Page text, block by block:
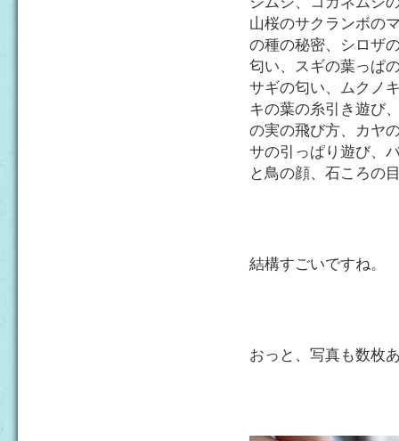
山桜のサクランボの
の種の秘密、シロザ
匂い、スギの葉っぱ
サギの匂い、ムクノ
キの葉の糸引き遊び
の実の飛び方、カヤ
サの引っぱり遊び、
と鳥の顔、石ころの
結構すごいですね。
おっと、写真も数枚